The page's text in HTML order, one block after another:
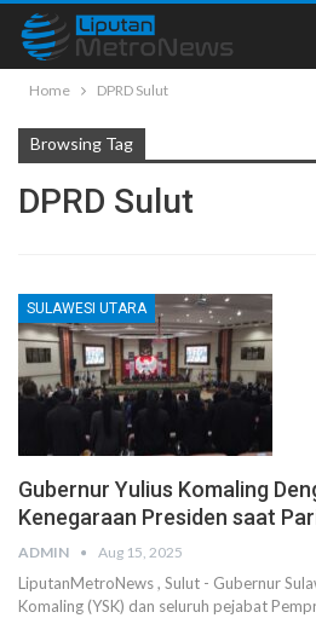
Home DPRD Sulut
Browsing Tag
DPRD Sulut
SULAWESI UTARA
Gubernur Yulius Komaling
Kenegaraan Presiden saat
ADMIN Aug 15, 2025
LiputanMetroNews , Sulut - Gubernur
Komaling (YSK) dan seluruh pejabat